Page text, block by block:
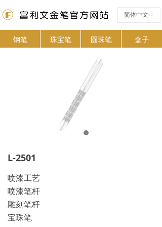
ꀅ
简体中文
L-2501
喷漆工艺
喷漆笔杆
雕刻笔杆
宝珠笔
钢笔 珠宝笔 圆珠笔 盒子